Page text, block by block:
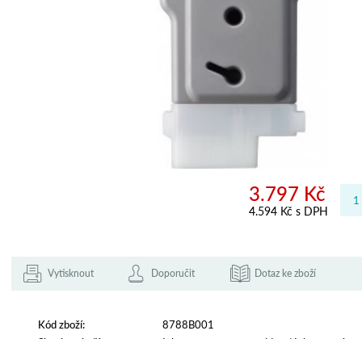
3.797 Kč
4.594 Kč s DPH
Vytisknout Doporučit Dotaz ke zboží
Kód zboží:
8788B001